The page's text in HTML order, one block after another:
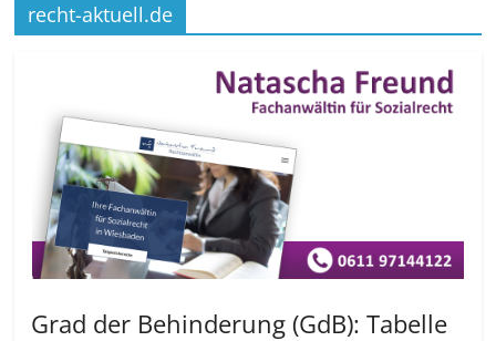
recht-aktuell.de
Grad der Behinderung (GdB): Tabelle